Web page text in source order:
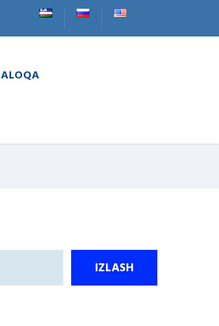
ALOQA
IZLASH